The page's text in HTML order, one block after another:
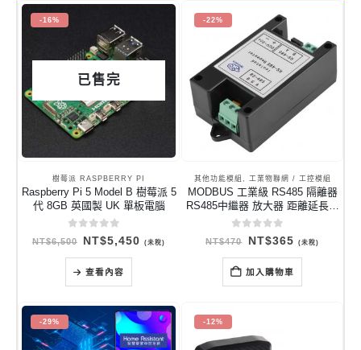
-16%
已售完
樹莓派 RASPBERRY PI
Raspberry Pi 5 Model B 樹莓派 5
代 8GB 英國製 UK 單板電腦
out of 5
NT$6,500
原
價
格：
NT$6,500。
NT$5,450 目
(未稅)
查看內容
-22%
其他功能模組 工業物聯網 / 工控模組
MODBUS 工業級 RS485 隔離器
RS485中繼器 放大器 距離延長器
抗干擾 抗雜訊
out of 5
NT$470
原
價
格：
NT$470。
NT$365目
價
格：
NT$365。
(未稅)
加入購物車
-29% -12%